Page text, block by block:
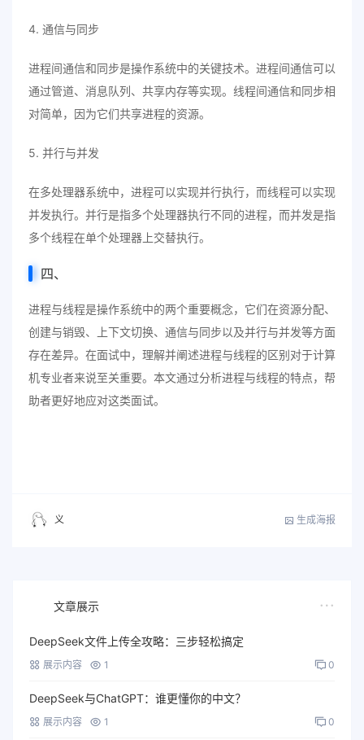
4. 通信与同步
进程间通信和同步是操作系统中的关键技术。进程间通信可以
通过管道、消息队列、共享内存等实现。线程间通信和同步相
对简单，因为它们共享进程的资源。
5. 并行与并发
在多处理器系统中，进程可以实现并行执行，而线程可以实现
并发执行。并行是指多个处理器执行不同的进程，而并发是指
多个线程在单个处理器上交替执行。
四、
进程与线程是操作系统中的两个重要概念，它们在资源分配、
创建与销毁、上下文切换、通信与同步以及并行与并发等方面
存在差异。在面试中，理解并阐述进程与线程的区别对于计算
机专业者来说至关重要。本文通过分析进程与线程的特点，帮
助者更好地应对这类面试。
义 生成海报
文章展示
DeepSeek文件上传全攻略：三步轻松搞定
展示内容 1 0
DeepSeek与ChatGPT：谁更懂你的中文？
展示内容 1 0